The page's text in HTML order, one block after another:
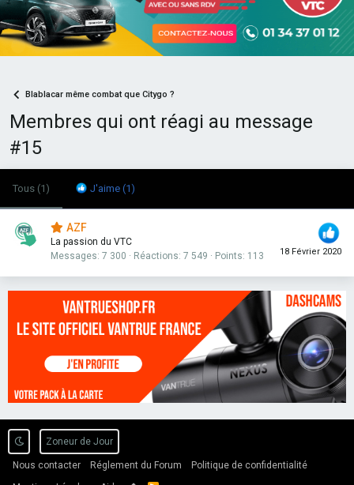
Blablacar même combat que Citygo ?
Membres qui ont réagi au message
#15
Tous (1) J'aime (1)
18 Février 2020
AZF
La passion du VTC
Messages 7 300 Réactions 7 549 Points 113
Zoneur de Jour
Nous contacter Réglement du Forum
Politique de confidentialité